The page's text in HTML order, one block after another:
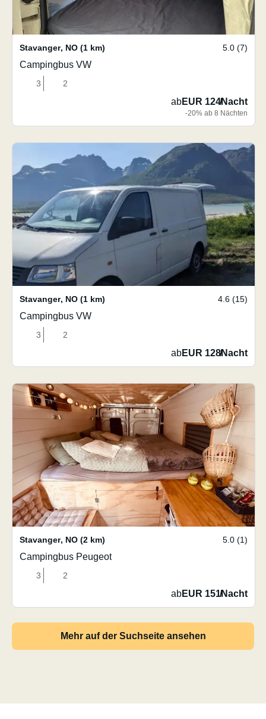
Stavanger, NO (1 km) 5.0 (7)
Campingbus VW
3 2
abEUR 124/Nacht
-20% ab 8 Nächten
Stavanger, NO (1 km) 4.6 (15)
Campingbus VW
3 2
abEUR 128/Nacht
Stavanger, NO (2 km) 5.0 (1)
Campingbus Peugeot
3 2
abEUR 151/Nacht
Mehr auf der Suchseite ansehen